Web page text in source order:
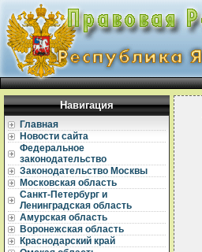
Навигация
Главная
Новости сайта
Федеральное
законодательство
Законодательство Москвы
Московская область
Санкт-Петербург и
Ленинградская область
Амурская область
Воронежская область
Краснодарский край